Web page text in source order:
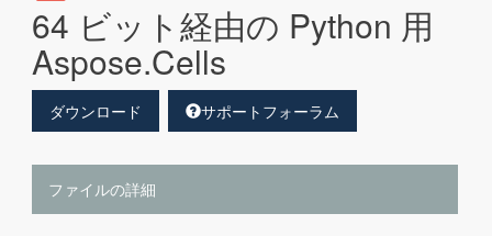
64 ビット経由の Python 用
Aspose.Cells
ダウンロード サポートフォーラム
ファイルの詳細